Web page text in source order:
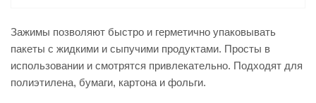
Зажимы позволяют быстро и герметично упаковывать
пакеты с жидкими и сыпучими продуктами. Просты в
использовании и смотрятся привлекательно. Подходят для
полиэтилена, бумаги, картона и фольги.